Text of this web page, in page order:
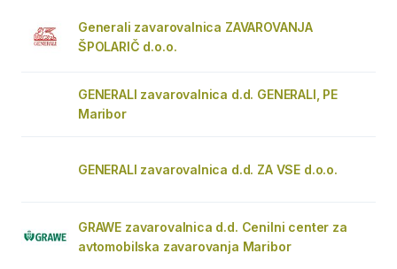
Generali zavarovalnica ZAVAROVANJA
ŠPOLARIČ d.o.o.
GENERALI zavarovalnica d.d. GENERALI, PE
Maribor
GENERALI zavarovalnica d.d. ZA VSE d.o.o.
GRAWE zavarovalnica d.d. Cenilni center za
avtomobilska zavarovanja Maribor